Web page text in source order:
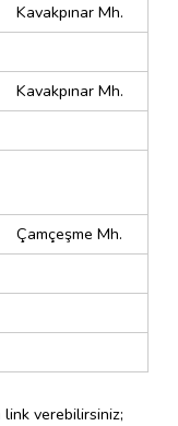
Kavakpınar Mh.
Kavakpınar Mh.
Çamçeşme Mh.
link verebilirsiniz;